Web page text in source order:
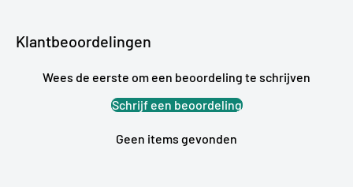
Klantbeoordelingen
Wees de eerste om een beoordeling te schrijven
Schrijf een beoordeling
Geen items gevonden